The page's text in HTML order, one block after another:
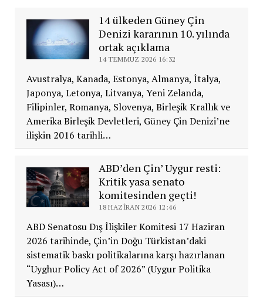
14 ülkeden Güney Çin
Denizi kararının 10. yılında
ortak açıklama
14 TEMMUZ 2026 16:32
Avustralya, Kanada, Estonya, Almanya, İtalya,
Japonya, Letonya, Litvanya, Yeni Zelanda,
Filipinler, Romanya, Slovenya, Birleşik Krallık ve
Amerika Birleşik Devletleri, Güney Çin Denizi’ne
ilişkin 2016 tarihli…
ABD’den Çin’ Uygur resti:
Kritik yasa senato
komitesinden geçti!
18 HAZIRAN 2026 12:46
ABD Senatosu Dış İlişkiler Komitesi 17 Haziran
2026 tarihinde, Çin’in Doğu Türkistan’daki
sistematik baskı politikalarına karşı hazırlanan
“Uyghur Policy Act of 2026” (Uygur Politika
Yasası)…